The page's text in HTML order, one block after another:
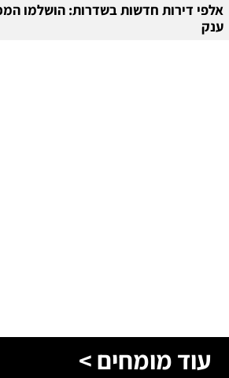
אלפי דירות חדשות בשדרות: הושלמו
ענק
עוד מומחים >